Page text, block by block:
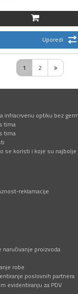
Uporedi
1 2
infracrvenu optiku bez
tima
tima
se koristi i koje su
reklamacije
proizvoda
robe
poslovnih partnera
evidentiranju za PDV